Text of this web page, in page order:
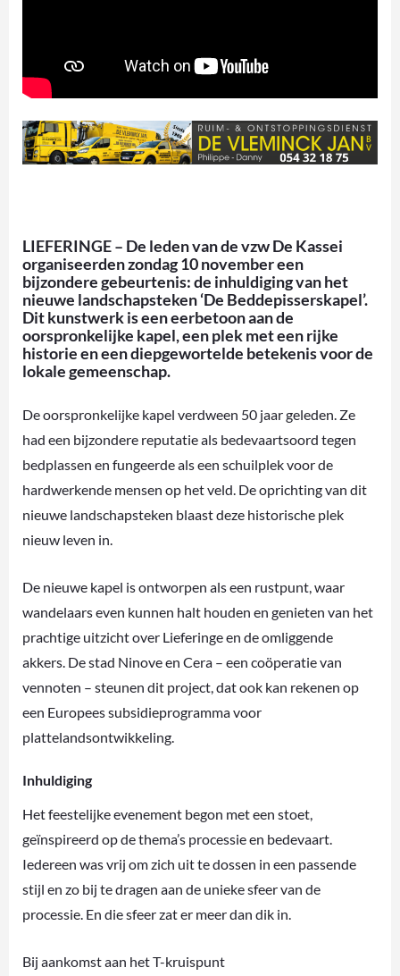
LIEFERINGE – De leden van de vzw De Kassei
organiseerden zondag 10 november een
bijzondere gebeurtenis: de inhuldiging van het
nieuwe landschapsteken ‘De Beddepisserskapel’.
Dit kunstwerk is een eerbetoon aan de
oorspronkelijke kapel, een plek met een rijke
historie en een diepgewortelde betekenis voor de
lokale gemeenschap.
De oorspronkelijke kapel verdween 50 jaar geleden. Ze
had een bijzondere reputatie als bedevaartsoord tegen
bedplassen en fungeerde als een schuilplek voor de
hardwerkende mensen op het veld. De oprichting van dit
nieuwe landschapsteken blaast deze historische plek
nieuw leven in.
De nieuwe kapel is ontworpen als een rustpunt, waar
wandelaars even kunnen halt houden en genieten van het
prachtige uitzicht over Lieferinge en de omliggende
akkers. De stad Ninove en Cera – een coöperatie van
vennoten – steunen dit project, dat ook kan rekenen op
een Europees subsidieprogramma voor
plattelandsontwikkeling.
Inhuldiging
Het feestelijke evenement begon met een stoet,
geïnspireerd op de thema’s processie en bedevaart.
Iedereen was vrij om zich uit te dossen in een passende
stijl en zo bij te dragen aan de unieke sfeer van de
processie. En die sfeer zat er meer dan dik in.
Bij aankomst aan het T-kruispunt